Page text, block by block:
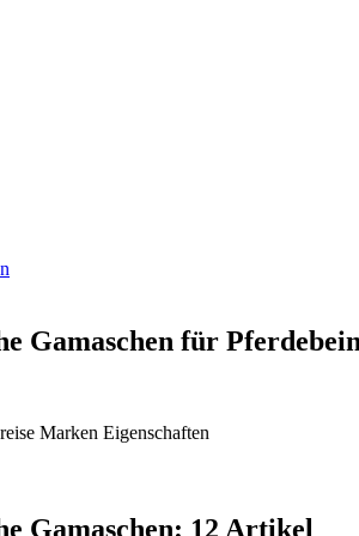
Gamaschen für
Marken Eigenschaften
Gamaschen: 12 Artikel